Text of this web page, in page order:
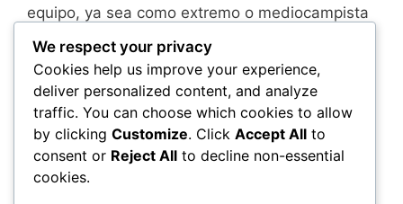
equipo, ya sea como extremo o mediocampista
propio rendimiento, sino que también
proporciona a los entrenadores flexibilidad en
sus configuraciones tácticas. Su capacidad
para cambiar de posición sin problemas puede
desestabilizar a las defensas rivales y crear
desajustes.
We respect your privacy
Cookies help us improve your experience,
deliver personalized content, and analyze
traffic. You can choose which cookies to allow
by clicking Customize. Click Accept All to
consent or Reject All to decline non-essential
cookies.